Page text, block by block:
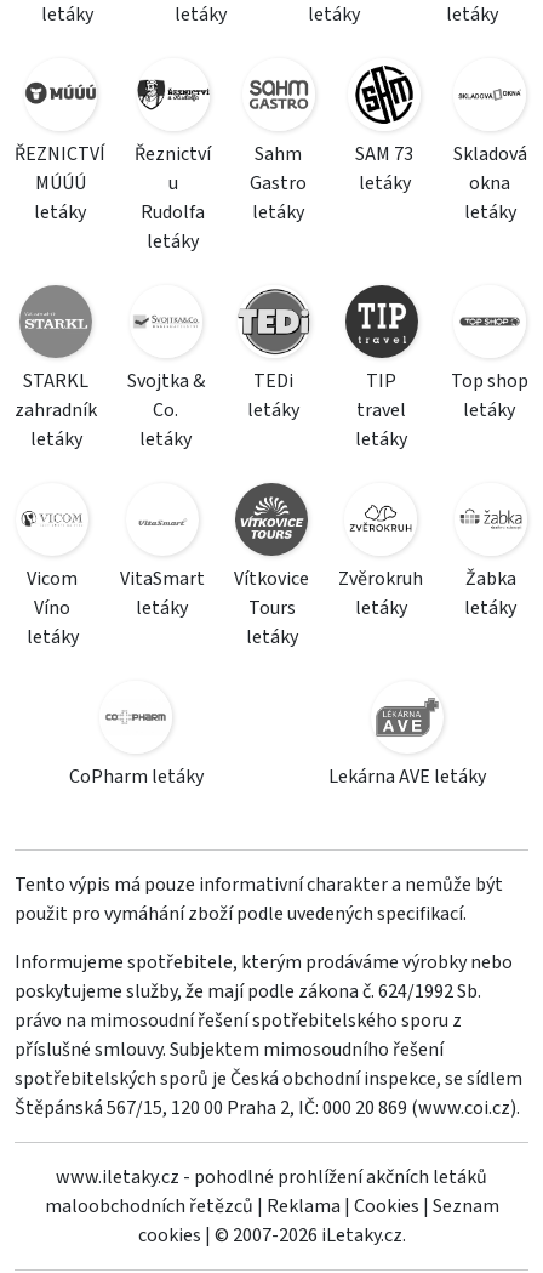
letáky
letáky
letáky
letáky
ŘEZNICTVÍ
MÚÚÚ
letáky
Řeznictví
u
Rudolfa
letáky
Sahm
Gastro
letáky
SAM 73
letáky
Skladová
okna
letáky
STARKL
zahradník
letáky
Svojtka &
Co.
letáky
TEDi
letáky
TIP
travel
letáky
Top shop
letáky
Vicom
Víno
letáky
VitaSmart
letáky
Vítkovice
Tours
letáky
Zvěrokruh
letáky
Žabka
letáky
CoPharm letáky Lekárna AVE letáky
Tento výpis má pouze informativní charakter a nemůže být
použit pro vymáhání zboží podle uvedených specifikací.
Informujeme spotřebitele, kterým prodáváme výrobky nebo
poskytujeme služby, že mají podle zákona č. 624/1992 Sb.
právo na mimosoudní řešení spotřebitelského sporu z
příslušné smlouvy. Subjektem mimosoudního řešení
spotřebitelských sporů je Česká obchodní inspekce, se sídlem
Štěpánská 567/15, 120 00 Praha 2, IČ: 000 20 869 (www.coi.cz).
www.iletaky.cz - pohodlné prohlížení akčních letáků
maloobchodních řetězců | Reklama | Cookies | Seznam
cookies | © 2007-2026 iLetaky.cz.